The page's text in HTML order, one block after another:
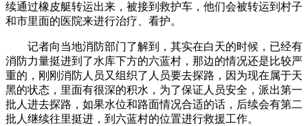
续通过橡皮艇转运出来，被接到救护车，他们会被转运到村子
和市里面的医院来进行治疗、看护。
记者向当地消防部门了解到，其实在白天的时候，已经有
消防力量挺进到了水库下方的六蓝村，那边的情况还是比较严
重的，刚刚消防人员又组织了人员要去探路，因为现在属于天
黑的状态，里面有很深的积水，为了保证人员安全，派出第一
批人进去探路，如果水位和路面情况合适的话，后续会有第二
批人继续往里挺进，到六蓝村的位置进行救援工作。